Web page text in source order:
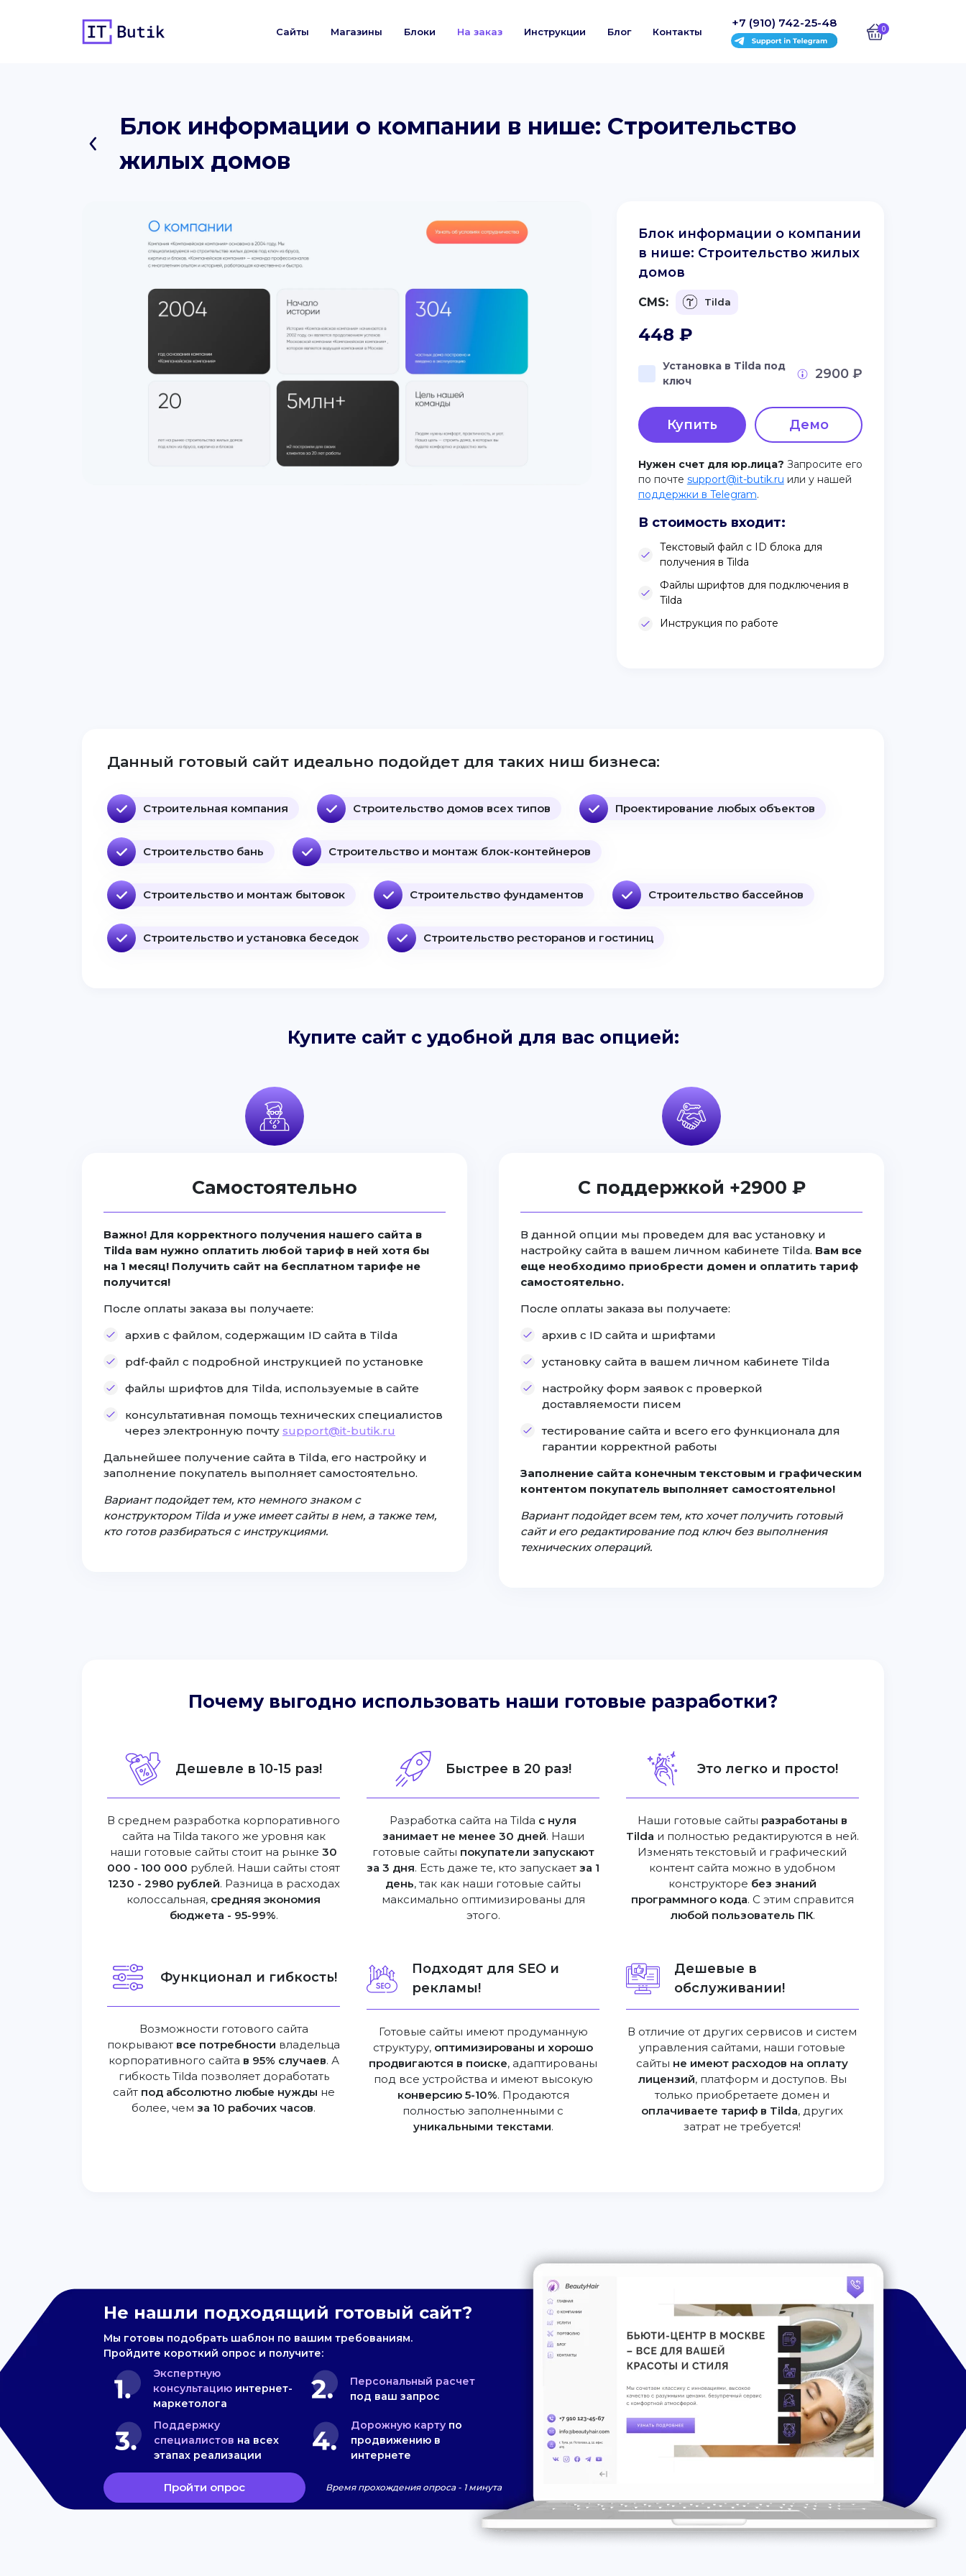
Сайты Магазины Блоки На заказ Инструкции Блог Контакты
+7 (910) 742-25-48 0
Блок информации о компании в нише: Строительство
жилых домов
Блок информации о компании
в нише: Строительство жилых
домов
CMS: Tilda
448 ₽
Установка в Tilda под
ключ
2900 ₽
Купить Демо
Нужен счет для юр.лица? Запросите его
по почте support@it-butik.ru или у нашей
поддержки в Telegram.
В стоимость входит:
Текстовый файл с ID блока для
получения в Tilda
Файлы шрифтов для подключения в
Tilda
Инструкция по работе
Данный готовый сайт идеально подойдет для таких ниш бизнеса:
Строительная компания Строительство домов всех типов Проектирование любых объектов
Строительство бань Строительство и монтаж блок-контейнеров
Строительство и монтаж бытовок Строительство фундаментов Строительство бассейнов
Строительство и установка беседок Строительство ресторанов и гостиниц
Купите сайт с удобной для вас опцией:
Самостоятельно
Важно! Для корректного получения нашего сайта в
Tilda вам нужно оплатить любой тариф в ней хотя бы
на 1 месяц! Получить сайт на бесплатном тарифе не
получится!
После оплаты заказа вы получаете:
архив с файлом, содержащим ID сайта в Tilda
pdf-файл с подробной инструкцией по установке
файлы шрифтов для Tilda, используемые в сайте
консультативная помощь технических специалистов
через электронную почту support@it-butik.ru
Дальнейшее получение сайта в Tilda, его настройку и
заполнение покупатель выполняет самостоятельно.
Вариант подойдет тем, кто немного знаком с
конструктором Tilda и уже имеет сайты в нем, а также тем,
кто готов разбираться с инструкциями.
С поддержкой +2900 ₽
В данной опции мы проведем для вас установку и
настройку сайта в вашем личном кабинете Tilda. Вам все
еще необходимо приобрести домен и оплатить тариф
самостоятельно.
После оплаты заказа вы получаете:
архив с ID сайта и шрифтами
установку сайта в вашем личном кабинете Tilda
настройку форм заявок с проверкой
доставляемости писем
тестирование сайта и всего его функционала для
гарантии корректной работы
Заполнение сайта конечным текстовым и графическим
контентом покупатель выполняет самостоятельно!
Вариант подойдет всем тем, кто хочет получить готовый
сайт и его редактирование под ключ без выполнения
технических операций.
Почему выгодно использовать наши готовые разработки?
Дешевле в 10-15 раз!
В среднем разработка корпоративного
сайта на Tilda такого же уровня как
наши готовые сайты стоит на рынке30
000 - 100 000 рублей. Наши сайты стоят
1230 - 2980 рублей. Разница в расходах
колоссальная, средняя экономия
бюджета - 95-99%.
Быстрее в 20 раз!
Разработка сайта на Tilda с нуля
занимает не менее 30 дней. Наши
готовые сайты покупатели запускают
за 3 дня. Есть даже те, кто запускает за 1
день, так как наши готовые сайты
максимально оптимизированы для
этого.
Это легко и просто!
Наши готовые сайты разработаны в
Tilda и полностью редактируются в ней.
Изменять текстовый и графический
контент сайта можно в удобном
конструкторе без знаний
программного кода. С этим справится
любой пользователь ПК.
Функционал и гибкость!
Возможности готового сайта
покрывают все потребности владельца
корпоративного сайта в 95% случаев. А
гибкость Tilda позволяет доработать
сайт под абсолютно любые нужды не
более, чемза 10 рабочих часов.
Подходят для SEO и
рекламы!
Готовые сайты имеют продуманную
структуру, оптимизированы и хорошо
продвигаются в поиске, адаптированы
под все устройства и имеют высокую
конверсию 5-10%. Продаются
полностью заполненными с
уникальными текстами.
Дешевые в
обслуживании!
В отличие от других сервисов и систем
управления сайтами, наши готовые
сайты не имеют расходов на оплату
лицензий, платформ и доступов. Вы
только приобретаете домен и
оплачиваете тариф в Tilda, других
затрат не требуется!
Не нашли подходящий готовый сайт?
Мы готовы подобрать шаблон по вашим требованиям.
Пройдите короткий опрос и получите:
Экспертную
консультацию интернет-
маркетолога
Персональный расчет
под ваш запрос
Поддержку
специалистов на всех
этапах реализации
Дорожную карту по
продвижению в
интернете
Пройти опрос Время прохождения опроса - 1 минута